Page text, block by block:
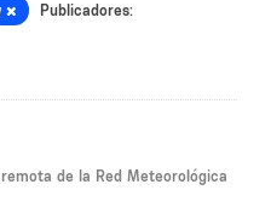
Publicadores:
de la Red Meteorológica